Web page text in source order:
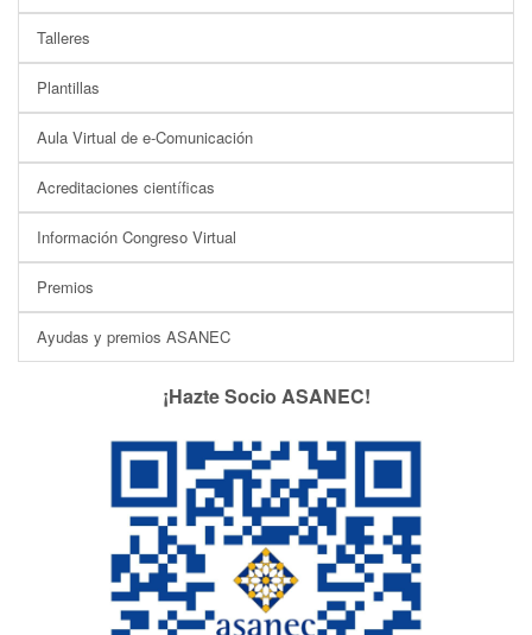
Talleres
Plantillas
Aula Virtual de e-Comunicación
Acreditaciones científicas
Información Congreso Virtual
Premios
Ayudas y premios ASANEC
¡Hazte Socio ASANEC!